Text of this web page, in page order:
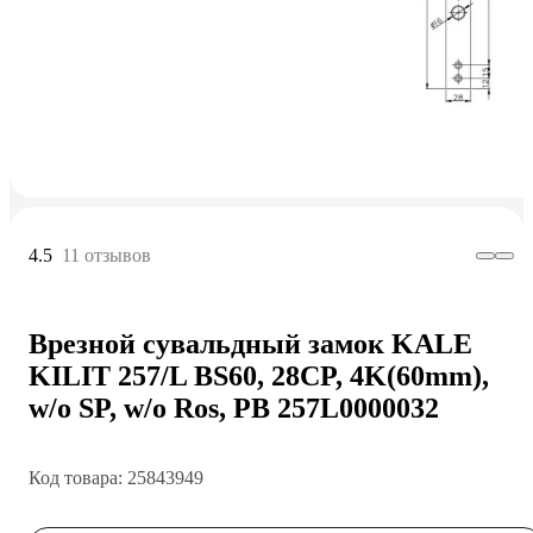
4.5 11 отзывов
Врезной сувальдный замок KALE
KILIT 257/L BS60, 28CP, 4K(60mm),
w/o SP, w/o Ros, PB 257L0000032
Код товара: 25843949